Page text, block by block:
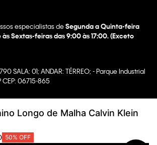
Longo de Malha Calvin Klein
50% OFF
especialistas deSegunda a Quinta-feira
às Sextas-feiras das 9:00 às 17:00. (Exceto
SALA: 01; ANDAR: TÉRREO; - Parque Industrial
CEP: 06715-865
DE VESTUARIO LTDA.
90